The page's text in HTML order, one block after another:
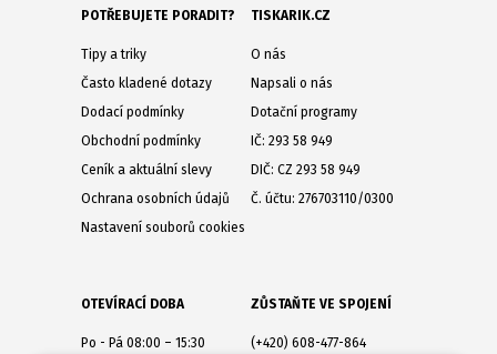
POTŘEBUJETE PORADIT?
Tipy a triky
Často kladené dotazy
Dodací podmínky
Obchodní podmínky
Ceník a aktuální slevy
Ochrana osobních údajů
Nastavení souborů cookies
TISKARIK.CZ
O nás
Napsali o nás
Dotační programy
IČ: 293 58 949
DIČ: CZ 293 58 949
Č. účtu: 276703110/0300
OTEVÍRACÍ DOBA
Po - Pá 08:00 – 15:30
ZŮSTAŇTE VE SPOJENÍ
(+420) 608-477-864